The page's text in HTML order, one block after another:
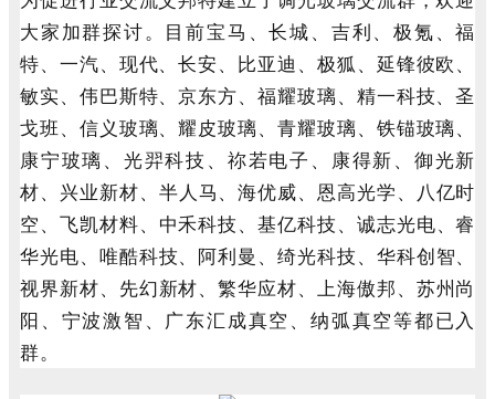
大家加群探讨。目前宝马、长城、吉利、极氪、福
特、一汽、现代、长安、比亚迪、极狐、延锋彼欧、
敏实、伟巴斯特、京东方、福耀玻璃、精一科技、圣
戈班、信义玻璃、耀皮玻璃、青耀玻璃、铁锚玻璃、
康宁玻璃、光羿科技、祢若电子、康得新、御光新
材、兴业新材、半人马、海优威、恩高光学、八亿时
空、飞凯材料、中禾科技、基亿科技、诚志光电、睿
华光电、唯酷科技、阿利曼、绮光科技、华科创智、
视界新材、先幻新材、繁华应材、上海傲邦、苏州尚
阳、宁波激智、广东汇成真空、纳弧真空等都已入
群。